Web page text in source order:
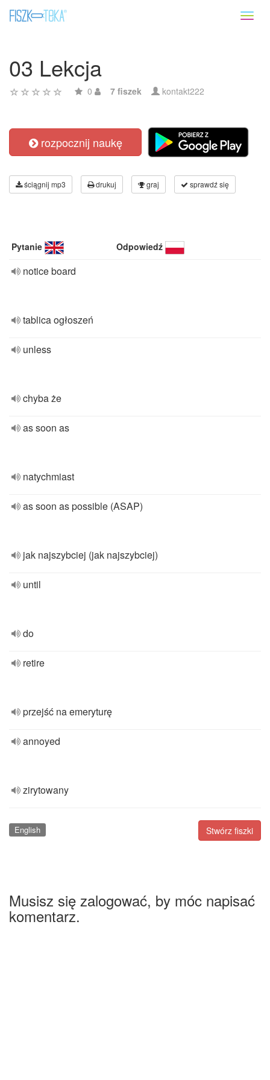
03 Lekcja
0 7 fiszek kontakt222
rozpocznij naukę
ściągnij mp3 drukuj graj sprawdź się
Pytanie Odpowiedź
notice board
tablica ogłoszeń
unless
chyba że
as soon as
natychmiast
as soon as possible (ASAP)
jak najszybciej (jak najszybciej)
until
do
retire
przejść na emeryturę
annoyed
zirytowany
Stwórz fiszki
English
Musisz się zalogować, by móc napisać
komentarz.